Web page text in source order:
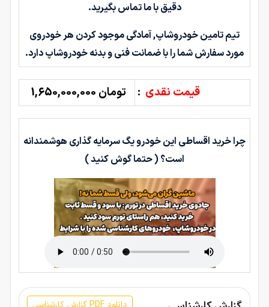
دقیق با ما تماس بگیرید.
تیم تامین خودروشاپ, آمادگی موجود کردن هر خودروی
مورد سفارش شما را با ضمانت فنی و بدنه خودروشاپ دارد.
قیمت نقدی : تومان 1,650,000,000
چرا خرید اقساطی این خودرو یگ سرمایه گذاری هوشمندانه
است؟ ( حتما گوش کنید )